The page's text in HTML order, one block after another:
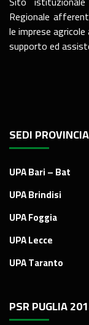
Regionale
le imprese
supporto ed
SEDI
UPA Bari – Bat
UPA Brindisi
UPA Foggia
UPA Lecce
UPA Taranto
PSR PUGLIA